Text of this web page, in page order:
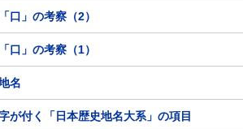
」の考察（2）
」の考察（1）
名
付く「日本歴史地名大系」の項目